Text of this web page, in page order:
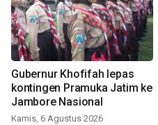
Gubernur Khofifah lepas
kontingen Pramuka Jatim ke
Jambore Nasional
Kamis, 6 Agustus 2026